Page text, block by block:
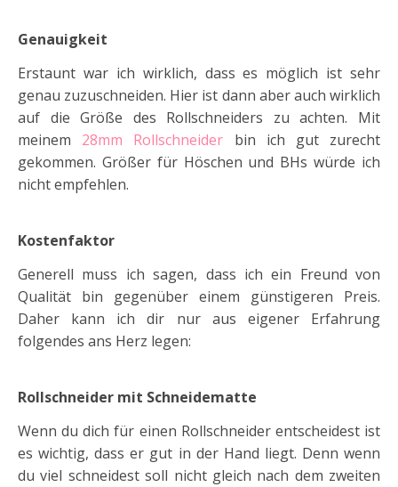
Genauigkeit
Erstaunt war ich wirklich, dass es möglich ist sehr
genau zuzuschneiden. Hier ist dann aber auch wirklich
auf die Größe des Rollschneiders zu achten. Mit
meinem 28mm Rollschneider bin ich gut zurecht
gekommen. Größer für Höschen und BHs würde ich
nicht empfehlen.
Kostenfaktor
Generell muss ich sagen, dass ich ein Freund von
Qualität bin gegenüber einem günstigeren Preis.
Daher kann ich dir nur aus eigener Erfahrung
folgendes ans Herz legen:
Rollschneider mit Schneidematte
Wenn du dich für einen Rollschneider entscheidest ist
es wichtig, dass er gut in der Hand liegt. Denn wenn
du viel schneidest soll nicht gleich nach dem zweiten